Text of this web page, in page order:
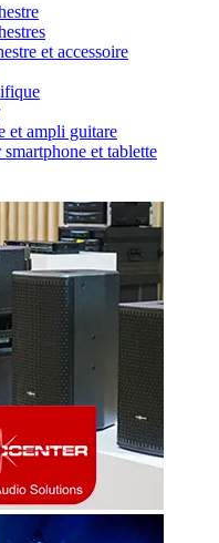
et accessoire
et ampli guitare
et tablette